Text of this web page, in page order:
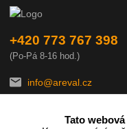
+420 773 767 398
(Po-Pá 8-16 hod.)
info@areval.cz
Tato